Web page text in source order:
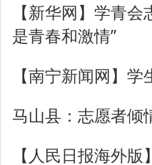
【新华网】学青
是青春和激情”
【南宁新闻网】
马山县：志愿者倾
【人民日报海外